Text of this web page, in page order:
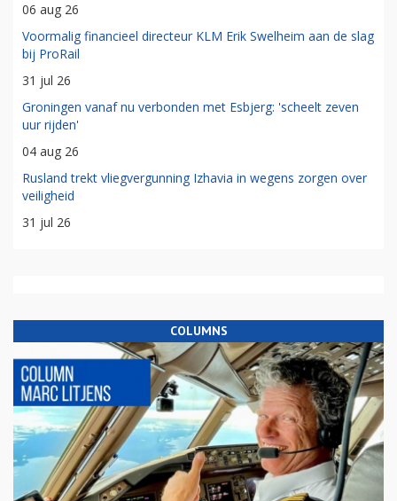
06 aug 26
Voormalig financieel directeur KLM Erik Swelheim aan de slag
bij ProRail
31 jul 26
Groningen vanaf nu verbonden met Esbjerg: 'scheelt zeven
uur rijden'
04 aug 26
Rusland trekt vliegvergunning Izhavia in wegens zorgen over
veiligheid
31 jul 26
COLUMNS